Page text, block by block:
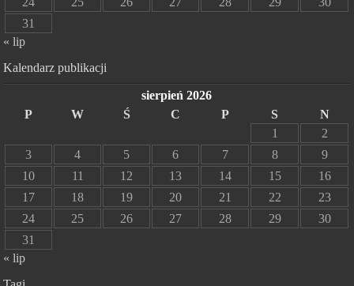
31
« lip
Kalendarz publikacji
sierpień 2026
P
W Ś C P S
N
1
2
3
4 5 6 7 8
9
10
11 12 13 14 15
16
17
18 19 20 21 22
23
24
25 26 27 28 29
30
31
« lip